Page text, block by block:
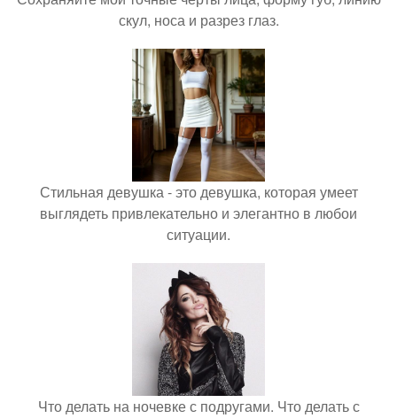
скул, носа и разрез глаз.
Стильная девушка - это девушка, которая умеет
выглядеть привлекательно и элегантно в любои
ситуации.
Что делать на ночевке с подругами. Что делать с